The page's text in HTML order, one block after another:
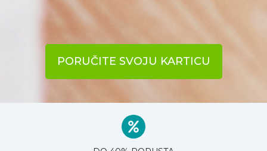
PORUČITE SVOJU KARTICU